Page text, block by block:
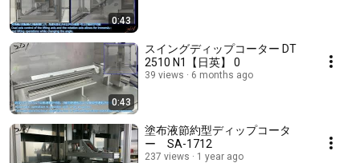
0:43
0:43
スイングディップコーター DT
2510 N1【日英】 0
39 views 6 months ago
塗布液節約型ディップコータ
ー SA-1712
237 views 1 year ago